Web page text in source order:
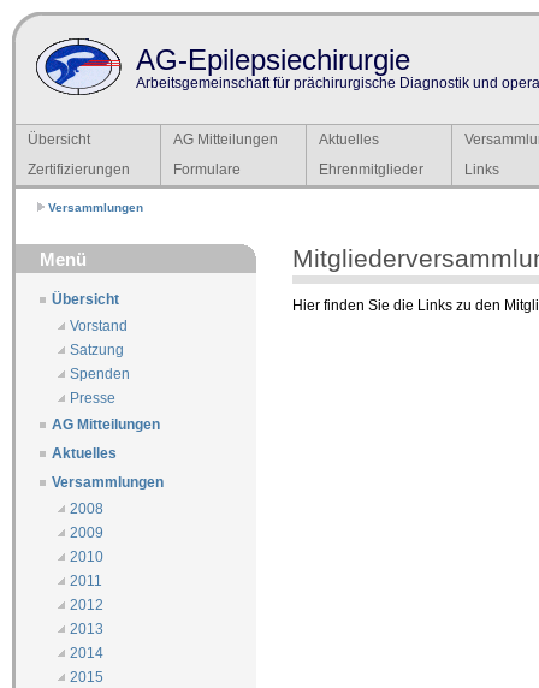
AG-Epilepsiechirurgie
Arbeitsgemeinschaft für prächirurgische Diagnostik und
Übersicht AG Mitteilungen Aktuelles
Zertifizierungen
Formulare Ehrenmitglieder Links
Versammlungen
Menü
Übersicht
Vorstand
Satzung
Spenden
Presse
AG Mitteilungen
Aktuelles
Versammlungen
2008
2009
2010
2011
2012
2013
2014
2015
Hier finden Sie die Links zu den